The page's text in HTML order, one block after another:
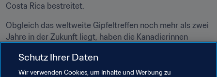
Costa Rica bestreitet.
Obgleich das weltweite Gipfeltreffen noch mehr als zwei
Jahre in der Zukunft liegt, haben die Kanadierinnen
werden, fest im Visier. "Ich denke, dass wir derzeit die
Nummer vier der Welt sind, und wir werden keine
Schutz Ihrer Daten
Wir verwenden Cookies, um Inhalte und Werbung zu